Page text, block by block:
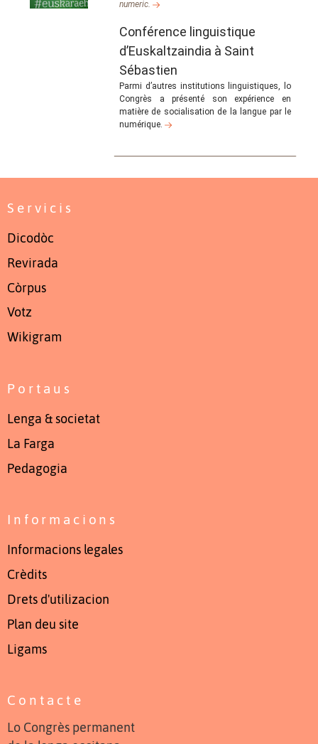
numeric.
Conférence linguistique
d’Euskaltzaindia à Saint
Sébastien
Parmi d’autres institutions linguistiques, lo
Congrès a présenté son expérience en
matière de socialisation de la langue par le
numérique.
Servicis
Dicodòc
Revirada
Còrpus
Votz
Wikigram
Portaus
Lenga & societat
La Farga
Pedagogia
Informacions
Informacions legales
Crèdits
Drets d'utilizacion
Plan deu site
Ligams
Contacte
Lo Congrès permanent